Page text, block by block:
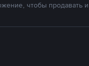
чтобы продавать и